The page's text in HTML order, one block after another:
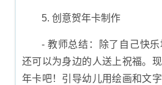
5. 创意贺年卡制作
- 教师总结：除了自己快乐
还可以为身边的人送上祝福。
年卡吧！引导幼儿用绘画和文